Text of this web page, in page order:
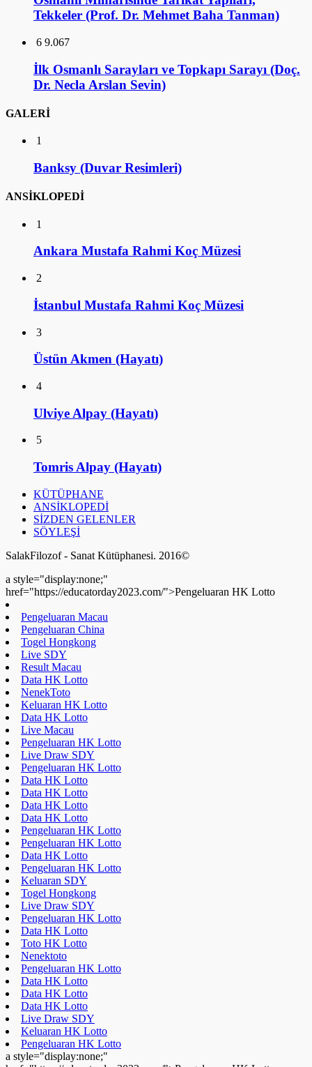
Tekkeler (Prof. Dr. Mehmet Baha Tanman)
6 9.067
İlk Osmanlı Sarayları ve Topkapı Sarayı (Doç.
Dr. Necla Arslan Sevin)
GALERİ
1
Banksy (Duvar Resimleri)
ANSİKLOPEDİ
1
Ankara Mustafa Rahmi Koç Müzesi
2
İstanbul Mustafa Rahmi Koç Müzesi
3
Üstün Akmen (Hayatı)
4
Ulviye Alpay (Hayatı)
5
Tomris Alpay (Hayatı)
KÜTÜPHANE
ANSİKLOPEDİ
SİZDEN GELENLER
SÖYLEŞİ
SalakFilozof - Sanat Kütüphanesi. 2016©
a style="display:none;"
href="https://educatorday2023.com/">Pengeluaran HK Lotto
Pengeluaran Macau
Pengeluaran China
Togel Hongkong
Live SDY
Result Macau
Data HK Lotto
NenekToto
Keluaran HK Lotto
Data HK Lotto
Live Macau
Pengeluaran HK Lotto
Live Draw SDY
Pengeluaran HK Lotto
Data HK Lotto
Data HK Lotto
Data HK Lotto
Data HK Lotto
Pengeluaran HK Lotto
Pengeluaran HK Lotto
Data HK Lotto
Pengeluaran HK Lotto
Keluaran SDY
Togel Hongkong
Live Draw SDY
Pengeluaran HK Lotto
Data HK Lotto
Toto HK Lotto
Nenektoto
Pengeluaran HK Lotto
Data HK Lotto
Data HK Lotto
Data HK Lotto
Live Draw SDY
Keluaran HK Lotto
Pengeluaran HK Lotto
a style="display:none;"